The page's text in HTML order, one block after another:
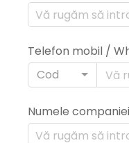
Telefon mobil /
Cod
Numele companiei